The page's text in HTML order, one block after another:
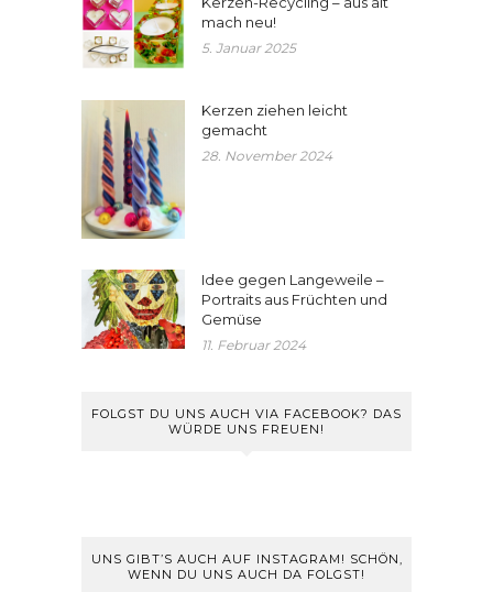
mach neu!
5. Januar 2025
Kerzen ziehen leicht
gemacht
28. November 2024
Idee gegen Langeweile –
Portraits aus Früchten und
Gemüse
11. Februar 2024
FOLGST DU UNS AUCH VIA FACEBOOK? DAS
WÜRDE UNS FREUEN!
UNS GIBT’S AUCH AUF INSTAGRAM! SCHÖN,
WENN DU UNS AUCH DA FOLGST!